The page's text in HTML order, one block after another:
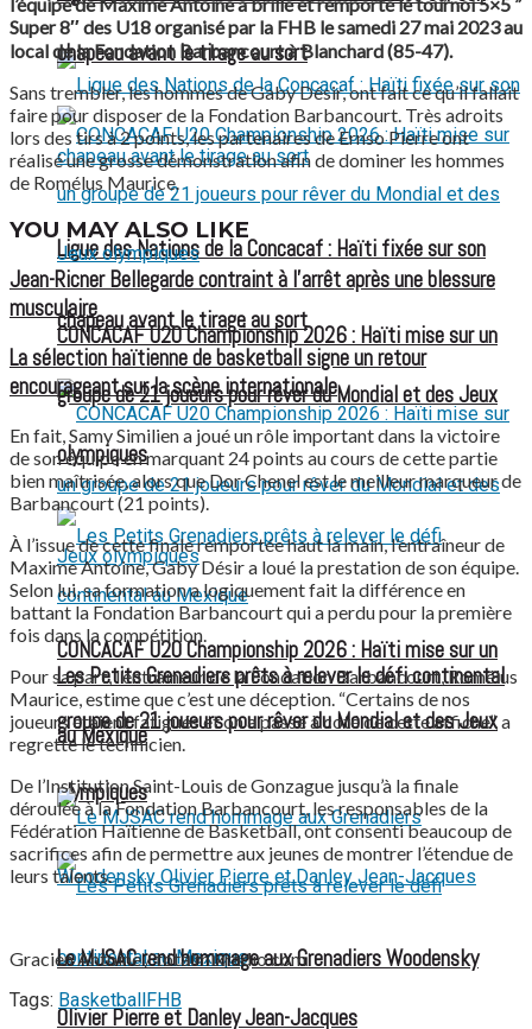
Ligue des Nations de la Concacaf : Haïti fixée sur son
chapeau avant le tirage au sort
CONCACAF U20 Championship 2026 : Haïti mise sur un
groupe de 21 joueurs pour rêver du Mondial et des Jeux
olympiques
chapeau avant le tirage au sort
CONCACAF U20 Championship 2026 : Haïti mise sur un
groupe de 21 joueurs pour rêver du Mondial et des Jeux
olympiques
Les Petits Grenadiers prêts à relever le défi continental
au Mexique
Le MJSAC rend hommage aux Grenadiers Woodensky
Olivier Pierre et Danley Jean-Jacques
Super 8″ des U18 organisé par la FHB le samedi 27 mai 2023 au
local de la Fondation Barbancourt à Blanchard (85-47).
Sans trembler, les hommes de Gaby Désir, ont fait ce qu’il fallait
faire pour disposer de la Fondation Barbancourt. Très adroits
lors des tirs à 2 points, les partenaires de Ernso Pierre ont
réalisé une grosse démonstration afin de dominer les hommes
de Romélus Maurice.
YOU MAY ALSO LIKE
Jean-Ricner Bellegarde contraint à l’arrêt après une blessure
musculaire
La sélection haïtienne de basketball signe un retour
encourageant sur la scène internationale
En fait, Samy Similien a joué un rôle important dans la victoire
de son équipe en marquant 24 points au cours de cette partie
bien maîtrisée, alors que Dor Chenel est le meilleur marqueur de
Barbancourt (21 points).
À l’issue de cette finale remportée haut la main, l’entraîneur de
Maxime Antoine, Gaby Désir a loué la prestation de son équipe.
Selon lui, sa formation a logiquement fait la différence en
battant la Fondation Barbancourt qui a perdu pour la première
fois dans la compétition.
Pour sa part, l’entraîneur de la Fondation Barbancourt, Romélus
Maurice, estime que c’est une déception. “Certains de nos
joueurs étaient fatigués et on a passé à coté de cette affiche”, a
regretté le technicien.
De l’Institution Saint-Louis de Gonzague jusqu’à la finale
déroulée à la Fondation Barbancourt, les responsables de la
Fédération Haïtienne de Basketball, ont consenti beaucoup de
sacrifices afin de permettre aux jeunes de montrer l’étendue de
leurs talents.
Gracien Antoine / totalmixradio.com
Tags: BasketballFHB